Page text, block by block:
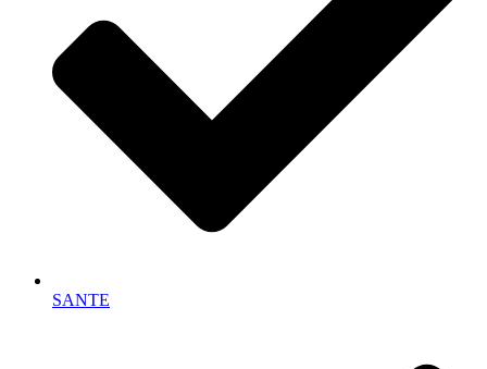
SANTE